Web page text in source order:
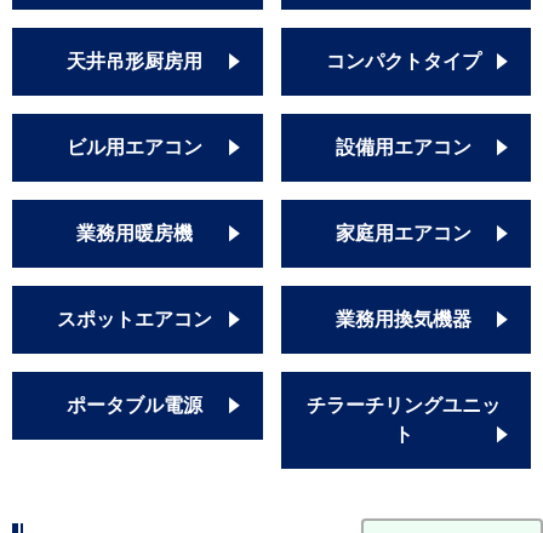
天井吊形厨房用 コンパクトタイプ
ビル用エアコン 設備用エアコン
業務用暖房機 家庭用エアコン
スポットエアコン 業務用換気機器
ポータブル電源
チラーチリングユニッ
ト